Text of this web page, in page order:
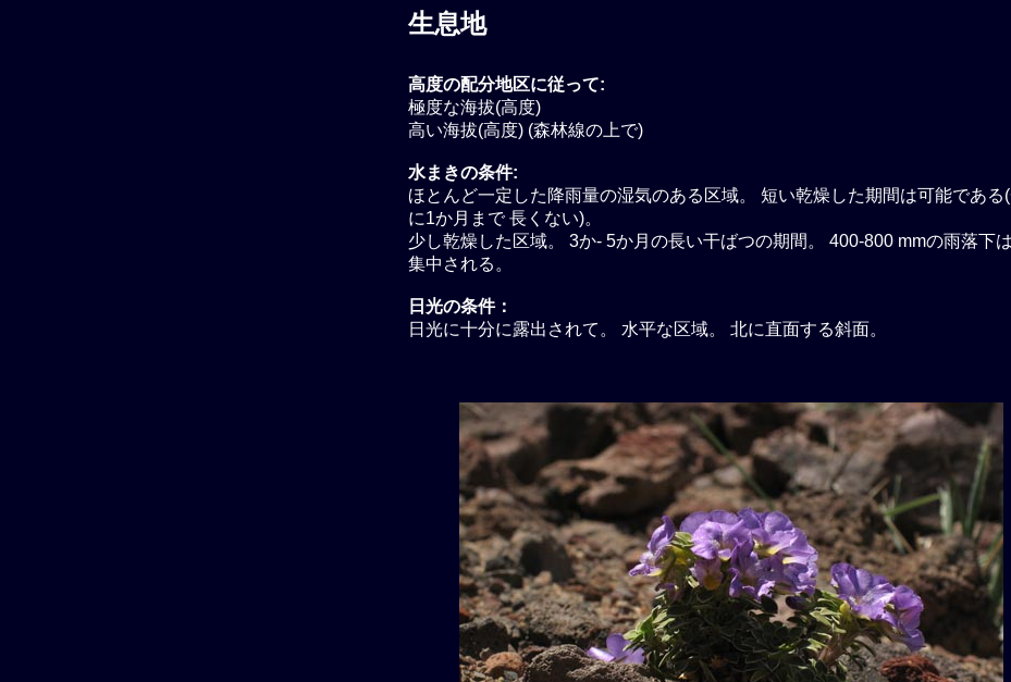
生息地
高度の配分地区に従って:
極度な海拔(高度)
高い海拔(高度) (森林線の上で)
水まきの条件:
ほとんど一定した降雨量の湿気のある区域。 短い乾燥した期間は可能である
に1か月まで 長くない)。
少し乾燥した区域。 3か- 5か月の長い干ばつの期間。 400-800 mmの雨落下
集中される。
日光の条件：
日光に十分に露出されて。 水平な区域。 北に直面する斜面。